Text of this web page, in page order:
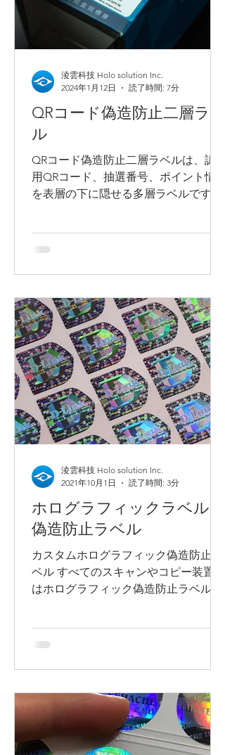
QRコード偽造防止二層ラベ
ル
QRコード偽造防止二層ラベルは、認証
用QRコード、抽選番号、ポイント情報
を表層の下に隠せる多層ラベルです。
抽選、会員ポイント、保証登録を行え
ラベル、開封防止ラベル、再剥離・背
面印刷ラベル、多層ラベルソリューシ
ョンを提供しています。
淩雲科技 Holo solution Inc.
2024年1月12日
読了時間: 7分
ホログラフィックラベル |
偽造防止ラベル
カスタムホログラフィック偽造防止ラ
ベル すべてのスキャンやコピー装置で
はホログラフィック偽造防止ラベルを
は偽造防止のニーズに広く使用されて
だの光るシールではなく、小さなラ
ベ...
淩雲科技 Holo solution Inc.
2021年10月1日
読了時間: 3分